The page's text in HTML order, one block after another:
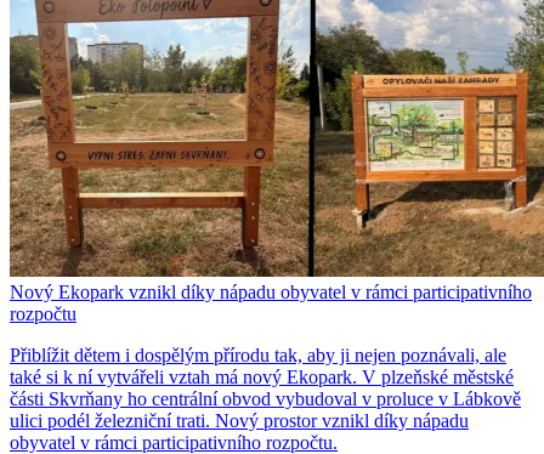
Nový Ekopark vznikl díky nápadu obyvatel v rámci participativního
rozpočtu
Přiblížit dětem i dospělým přírodu tak, aby ji nejen poznávali, ale
také si k ní vytvářeli vztah má nový Ekopark. V plzeňské městské
části Skvrňany ho centrální obvod vybudoval v proluce v Lábkově
ulici podél železniční trati. Nový prostor vznikl díky nápadu
obyvatel v rámci participativního rozpočtu.